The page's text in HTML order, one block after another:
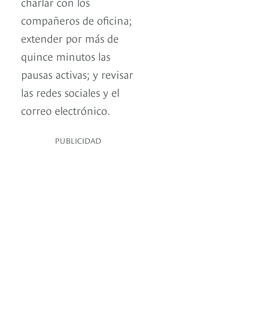
compañeros de oficina;
extender por más de
quince minutos las
pausas activas; y revisar
las redes sociales y el
correo electrónico.
PUBLICIDAD